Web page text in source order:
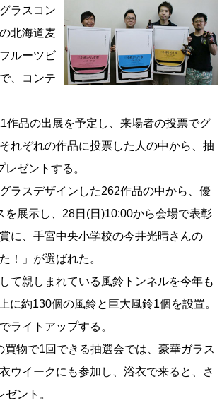
ラスコン
北海道麦
ルーツビ
、コンテ
品の出展を予定し、来場者の投票でグ
れぞれの作品に投票した人の中から、抽
ゼントする。
ラスデザインした262作品の中から、優
を展示し、28日(日)10:00から会場で表彰
に、手宮中央小学校の今井光晴さんの
！」が選ばれた。
て親しまれている風鈴トンネルを今年も
に約130個の風鈴と巨大風鈴1個を設置。
ライトアップする。
物で1回できる抽選会では、豪華ガラス
ウイークにも参加し、浴衣で来ると、さ
ント。